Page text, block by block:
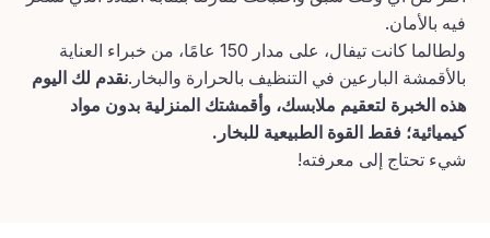
فيه بالأمان.
ولطالما كانت تيفال، على مدار 150 عامًا، من خبراء العناية
بالأقمشة البارعين في التنظيف بالحرارة والبخار.نقدم لك اليوم
هذه الخبرة لتعقيم ملابسك، وأقمشتك المنزلية بدون مواد
كيميائية؛ فقط القوة الطبيعية للبخار.
شيء تحتاج إلى معرفته!